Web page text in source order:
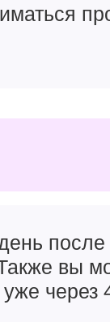
после
вы
через